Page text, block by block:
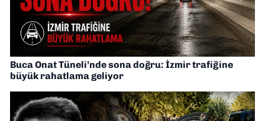
Buca Onat Tüneli’nde sona doğru: İzmir trafiğine
büyük rahatlama geliyor